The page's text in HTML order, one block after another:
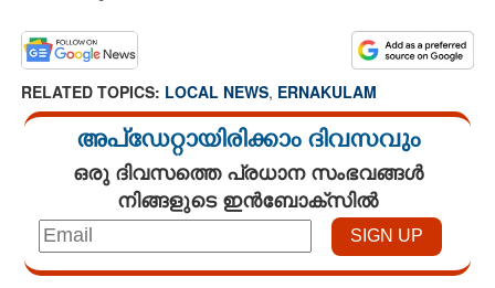
RELATED TOPICS: LOCAL NEWS, ERNAKULAM
അപ്ഡേറ്റായിരിക്കാം ദിവസവും
ഒരു ദിവസത്തെ പ്രധാന സംഭവങ്ങൾ
നിങ്ങളുടെ ഇൻബോക്സിൽ